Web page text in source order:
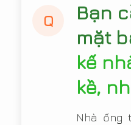
Q
Bạn
mặt
kế
kề,
Nhà ống